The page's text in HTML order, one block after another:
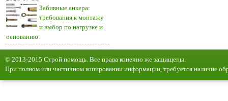
Забивные анкера:
требования к монтажу
и выбор по нагрузке и
основанию
© 2013-2015 Строй помощь. Все права конечно же защищены.
При полном или частичном копировании информации, требуется наличие